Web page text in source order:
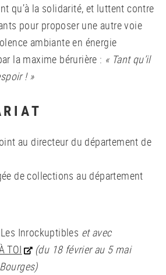
qu’à la solidarité, et luttent contre
pour proposer une autre voie
ambiante en énergie
la maxime bérurière : « Tant qu’il
! »
au directeur du département de
de collections au département
Les Inrockuptibles et avec
TOI
(du 18 février au 5 mai